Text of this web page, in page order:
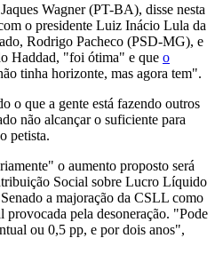
Wagner (PT-BA), disse nesta
o presidente Luiz Inácio Lula da
Rodrigo Pacheco (PSD-MG), e
Haddad, "foi ótima" e que o
tinha horizonte, mas agora tem".
o que a gente está fazendo outros
não alcançar o suficiente para
petista.
o aumento proposto será
Social sobre Lucro Líquido
a majoração da CSLL como
pela desoneração. "Pode
ou 0,5 pp, e por dois anos",